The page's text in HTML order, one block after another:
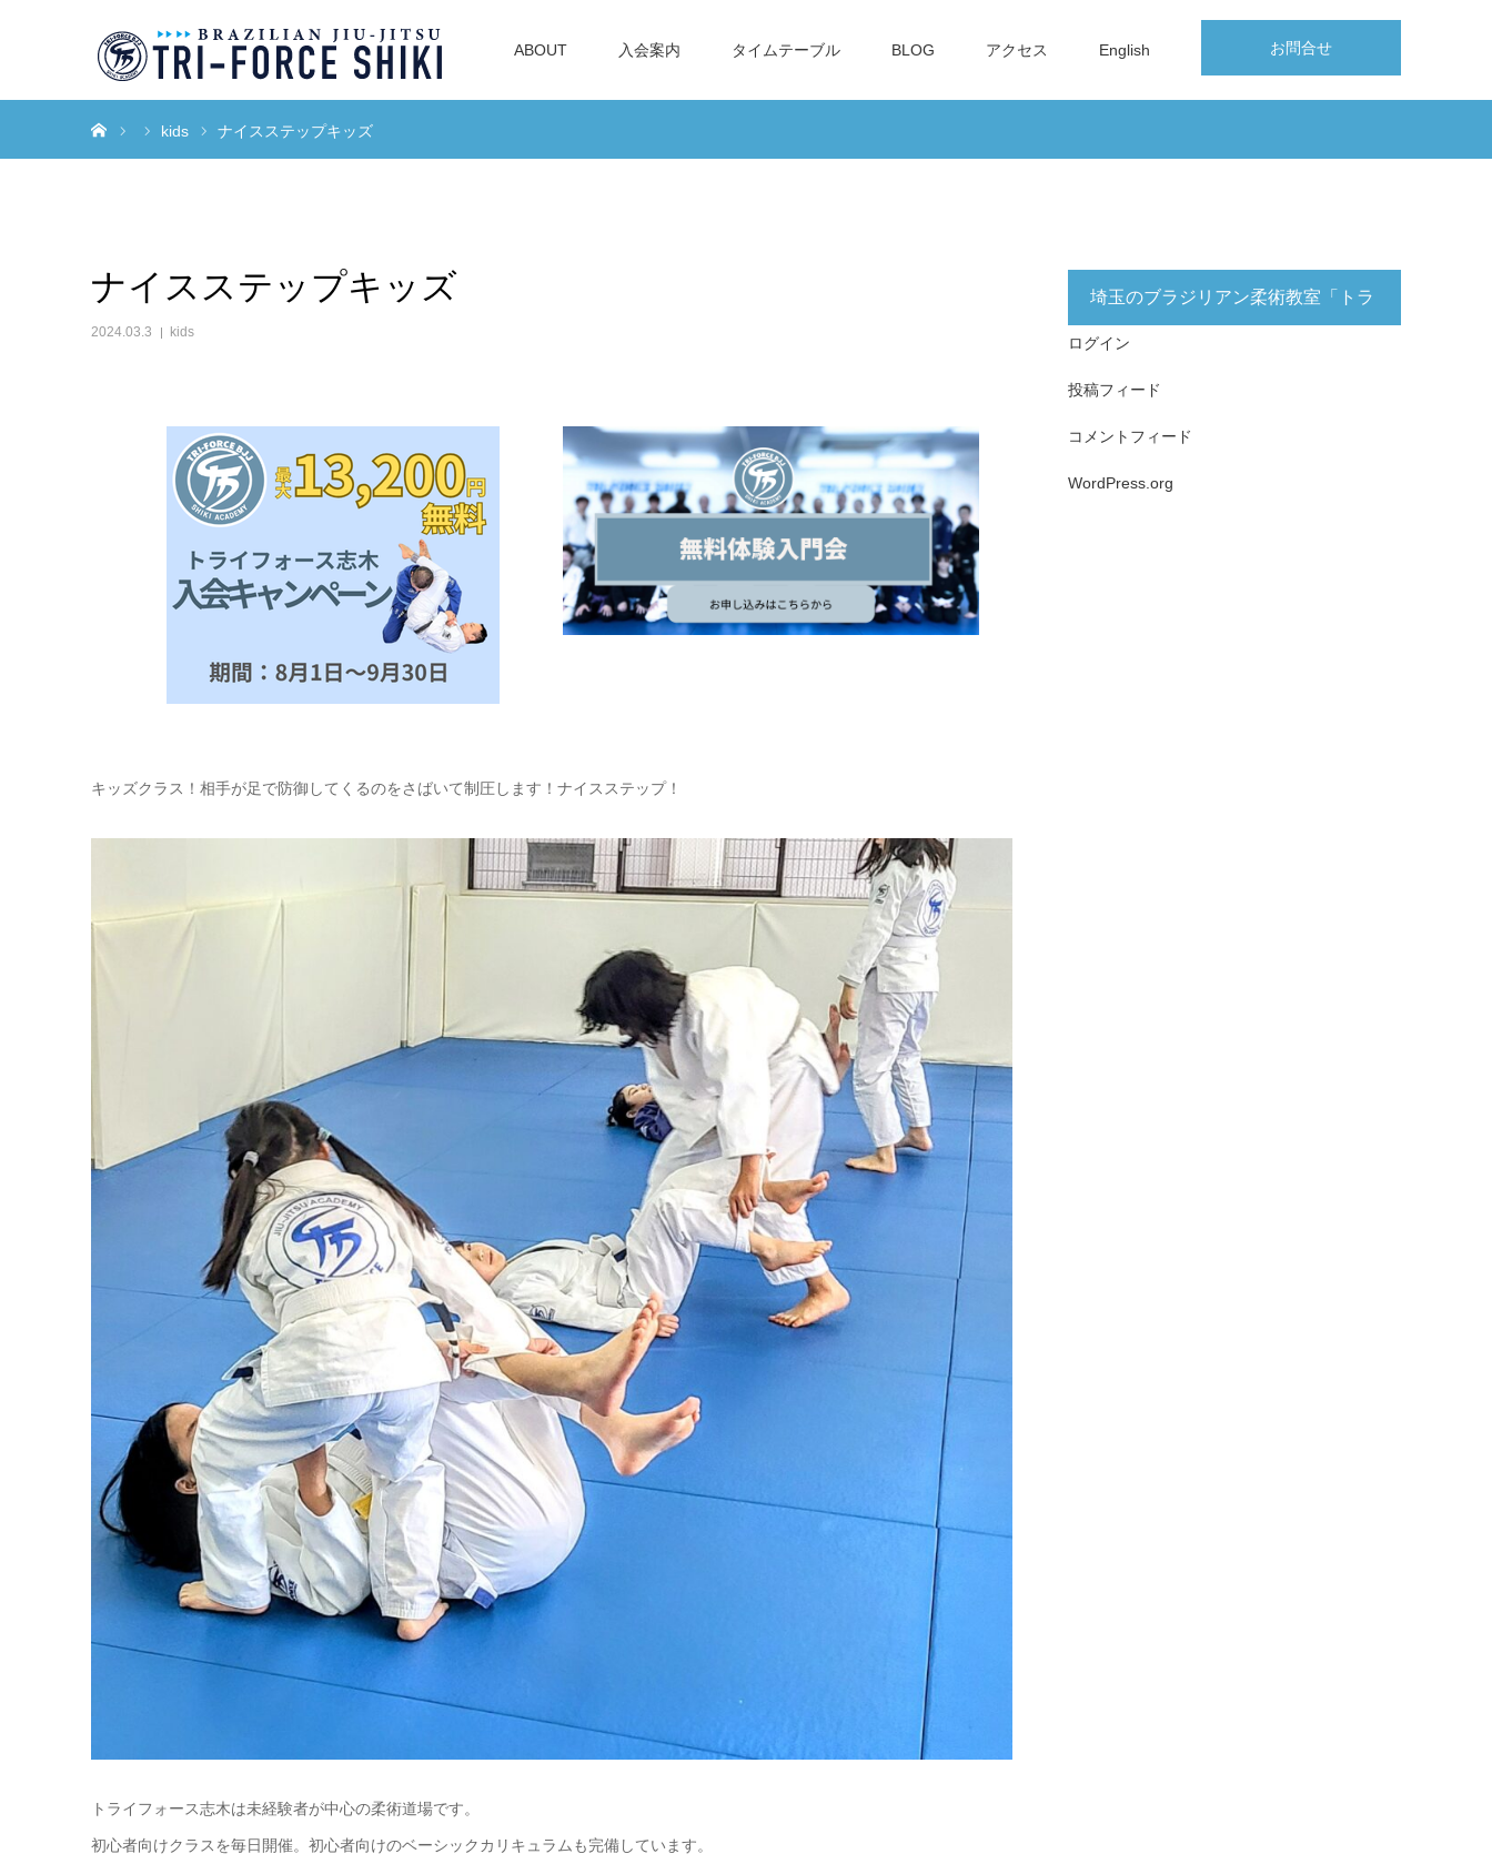
お問合せ
ABOUT 入会案内 タイムテーブル BLOG アクセス English
kids ナイスステップキッズ
ナイスステップキッズ
2024.03.3 kids
キッズクラス！相手が足で防御してくるのをさばいて制圧します！ナイスステップ！
トライフォース志木は未経験者が中心の柔術道場です。
初心者向けクラスを毎日開催。初心者向けのベーシックカリキュラムも完備しています。
埼玉のブラジリアン柔術教室「トラ
イフォース志木」無料体験実施中！
ログイン
投稿フィード
コメントフィード
WordPress.org